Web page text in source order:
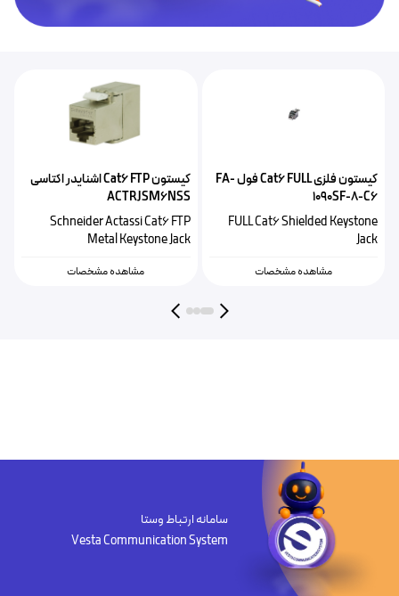
کیستون فلزی Cat6 FULL فول FA-
1090SF-8-C6
FULL Cat6 Shielded Keystone
Jack
مشاهده مشخصات
کیستون Cat6 FTP اشنایدر اکتاسی
ACTRJSM6NSS
Schneider Actassi Cat6 FTP
Metal Keystone Jack
مشاهده مشخصات
سامانه ارتباط وستا
Vesta Communication System